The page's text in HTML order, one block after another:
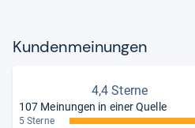
Kun­den­mei­nun­gen
4,4 Sterne
107 Meinungen in einer Quelle
5 Sterne